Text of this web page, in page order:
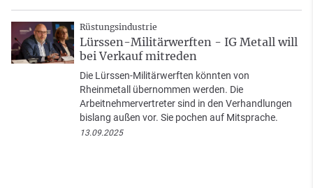
Rüstungsindustrie
Lürssen-Militärwerften - IG Metall will
bei Verkauf mitreden
Die Lürssen-Militärwerften könnten von
Rheinmetall übernommen werden. Die
Arbeitnehmervertreter sind in den Verhandlungen
bislang außen vor. Sie pochen auf Mitsprache.
13.09.2025